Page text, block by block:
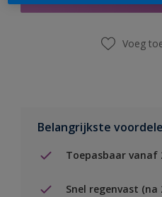
Voeg
Belangrijkste
Toepasbaar vanaf
Snel regenvast (na